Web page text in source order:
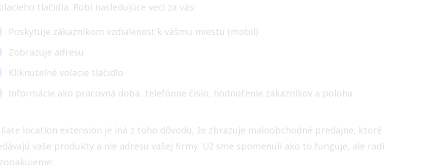
tlačidla. Robí nasledujúce veci za vás:
Poskytuje zákazníkom vzdialenosť k vášmu miestu (mobil)
Zobrazuje adresu
Kliknuteľné volacie tlačidlo
Informácie ako pracovná doba, telefónne číslo, hodnotenie zákazníkov a poloha
location extension je iná z toho dôvodu, že zbrazuje maloobchodné predajne, ktoré
vaše produkty a nie adresu vašej firmy. Už sme spomenuli ako to funguje, ale radi